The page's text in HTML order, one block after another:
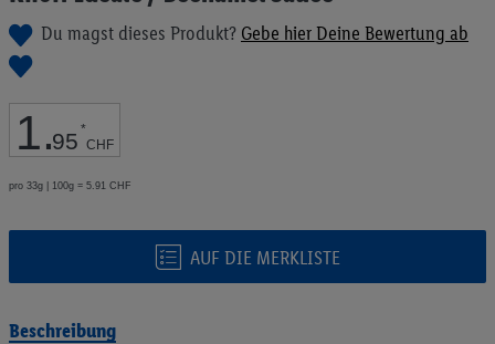
Du magst dieses Produkt? Gebe hier Deine Bewertung ab
1.95 *
CHF
pro 33g | 100g = 5.91 CHF
AUF DIE MERKLISTE
springen
Beschreibung